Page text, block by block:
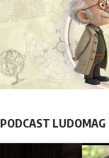
PODCAST LUDOMAG